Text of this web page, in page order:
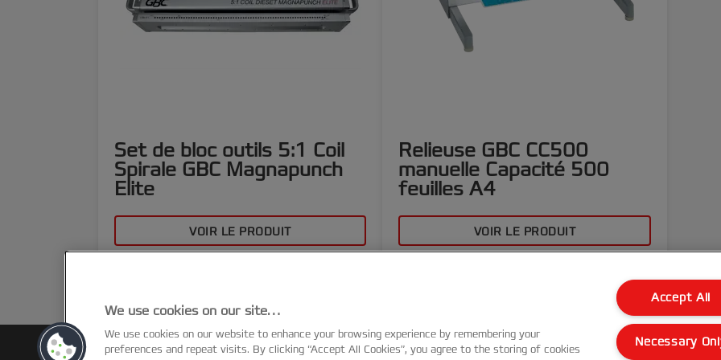
Set de bloc outils 5:1 Coil
Spirale GBC Magnapunch
Elite
VOIR LE PRODUIT
Relieuse GBC CC500
manuelle Capacité 500
feuilles A4
VOIR LE PRODUIT
We use cookies on our site…
We use cookies on our website to enhance your browsing experience by remembering your
preferences and repeat visits. By clicking “Accept All Cookies”, you agree to the storing of cookies
Accept All
Necessary